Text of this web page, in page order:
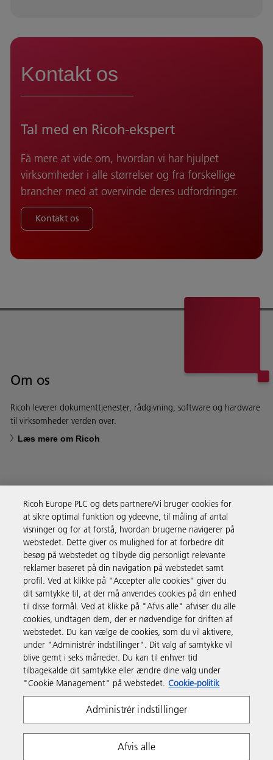
Kontakt os
Tal med en Ricoh-ekspert
Få mere at vide om, hvordan vi har hjulpet
virksomheder i alle størrelser og fra forskellige
brancher med at overvinde deres udfordringer.
Kontakt os
Om os
Ricoh leverer dokumenttjenester, rådgivning, software og hardware
til virksomheder verden over.
Læs mere om Ricoh
Forretningsløsninger
Produkter og services
Support & Kontakt
Ressourcer
Følg os
Ricoh Europe PLC og dets partnere/Vi bruger cookies for
at sikre optimal funktion og ydeevne, til måling af antal
visninger og for at forstå, hvordan brugerne navigerer på
webstedet. Dette giver os mulighed for at forbedre dit
besøg på webstedet og tilbyde dig personligt relevante
reklamer baseret på din navigation på webstedet samt
profil. Ved at klikke på "Accepter alle cookies" giver du
dit samtykke til, at der må anvendes cookies på din enhed
til disse formål. Ved at klikke på "Afvis alle" afviser du alle
cookies, undtagen dem, der er nødvendige for driften af
webstedet. Du kan vælge de cookies, som du vil aktivere,
under "Administrér indstillinger". Dit valg af samtykke vil
blive gemt i seks måneder. Du kan til enhver tid
tilbagekalde dit samtykke eller ændre dine valg under
"Cookie Management" på webstedet. Cookie-politik
Administrér indstillinger
Afvis alle